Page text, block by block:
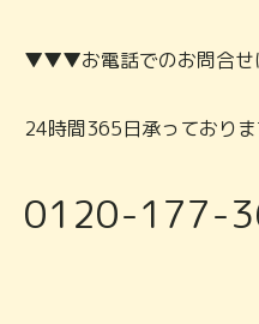
▼▼▼お電話でのお問合
24時間365日承っておりま
0120-177-